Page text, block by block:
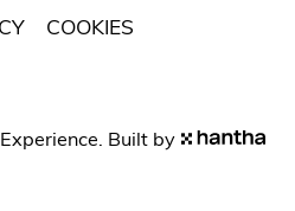
COOKIES
Built by